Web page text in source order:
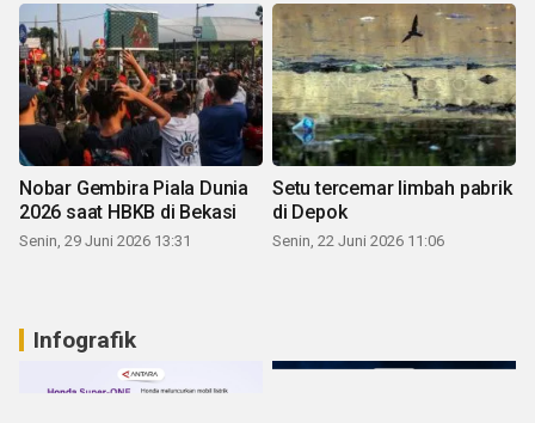
Nobar Gembira Piala Dunia
2026 saat HBKB di Bekasi
Senin, 29 Juni 2026 13:31
Setu tercemar limbah pabrik
di Depok
Senin, 22 Juni 2026 11:06
Infografik